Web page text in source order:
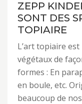
ZEPP
SONT DES
TOPIAIRE
L’art topiaire
végétaux de
formes : En
en boule, etc.
beaucoup de